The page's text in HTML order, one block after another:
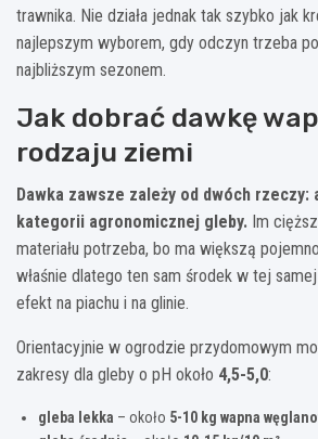
trawnika. Nie działa jednak tak szybko jak
najlepszym wyborem, gdy odczyn trzeba
najbliższym sezonem.
Jak dobrać dawkę
rodzaju ziemi
Dawka zawsze zależy od dwóch rzeczy:
kategorii agronomicznej gleby. Im
materiału potrzeba, bo ma większą
właśnie dlatego ten sam środek w tej
efekt na piachu i na glinie.
Orientacyjnie w ogrodzie przydomowym
zakresy dla gleby o pH około 4,5-5,0:
gleba lekka – około 5-10 kg wapna